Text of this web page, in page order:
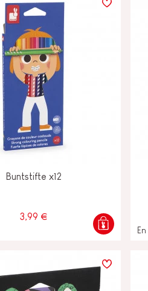
Buntstifte x12
3,99 €